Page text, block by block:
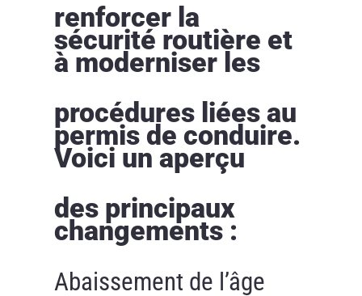
renforcer la
sécurité routière et
à moderniser les
procédures liées au
permis de conduire.
Voici un aperçu
des principaux
changements :
Abaissement de l’âge